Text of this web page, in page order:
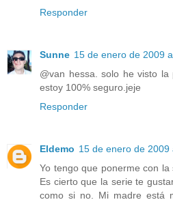
Responder
Sunne 15 de enero de 2009
@van hessa. solo he visto
estoy 100% seguro.jeje
Responder
Eldemo 15 de enero de 2009
Yo tengo que ponerme con
Es cierto que la serie te
como si no. Mi madre está